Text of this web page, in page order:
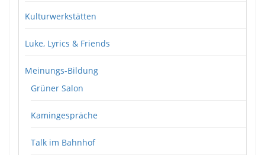
Kulturwerkstätten
Luke, Lyrics & Friends
Meinungs-Bildung
Grüner Salon
Kamingespräche
Talk im Bahnhof